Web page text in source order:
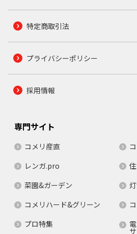
特定商取引法
プライバシーポリシー
採用情報
専門サイト
コメリ産直
レンガ.pro
菜園&ガーデン
コメリハード&グリーン
プロ特集